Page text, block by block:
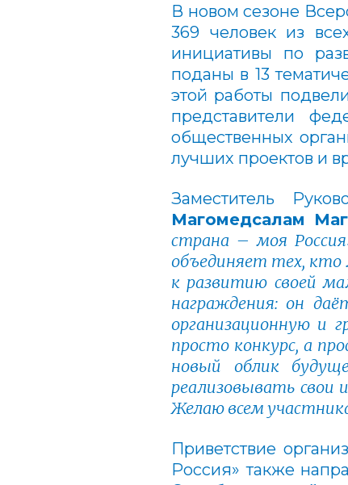
В новом сезоне
369 человек из
инициативы по
поданы в 13
этой работы
представители
общественных
лучших проектов и
Заместитель
Магомедсалам
страна – моя
объединяет тех,
к развитию своей
награждения: он
организационную и
просто конкурс, а
новый облик
реализовывать свои
Желаю всем
Приветствие
Россия» также